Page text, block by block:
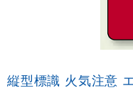
縦型標識 火気注意